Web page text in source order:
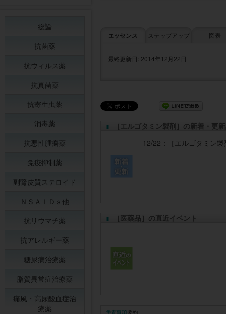
エッセンス ステップアップ 図表
最終更新日: 2014年12月22日
［エルゴタミン製剤］の新着・更
12/22：
［エルゴタミン製
［医薬品］の直近イベント
免責事項要約
総論
抗菌薬
抗ウィルス薬
抗真菌薬
抗寄生虫薬
消毒薬
抗悪性腫瘍薬
免疫抑制薬
副腎皮質ステロイド
ＮＳＡＩＤｓ他
抗リウマチ薬
抗アレルギー薬
糖尿病治療薬
脂質異常症治療薬
痛風・高尿酸血症治
療薬